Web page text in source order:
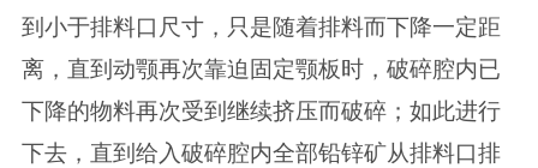
到小于排料口尺寸，只是随着排料而下降一定距
离，直到动颚再次靠迫固定颚板时，破碎腔内已
下降的物料再次受到继续挤压而破碎；如此进行
下去，直到给入破碎腔内全部铅锌矿从排料口排